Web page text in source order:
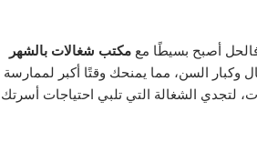
أصبح بسيطًا مع مكتب شغالات بالشهر
وكبار السن، مما يمنحك وقتًا أكبر لممارسة
لتجدي الشغالة التي تلبي احتياجات أسرتك